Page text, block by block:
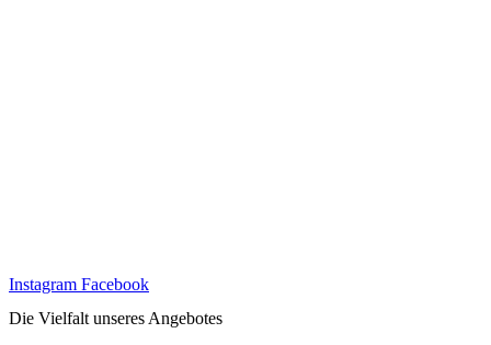
Instagram Facebook
Die Vielfalt unseres Angebotes